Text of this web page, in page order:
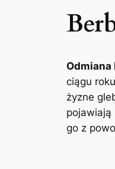
Odmiana
ciągu
żyzne
pojawiają
go z